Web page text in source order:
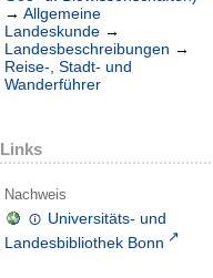
→ Allgemeine
Landeskunde →
Landesbeschreibungen →
Reise-, Stadt- und
Wanderführer
Links
Nachweis
Universitäts- und
Landesbibliothek Bonn